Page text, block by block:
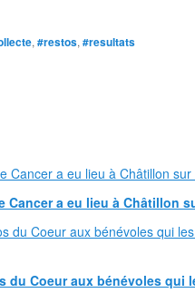
, #restos, #resultats
Cancer a eu lieu à Châtillon
du Coeur aux bénévoles qui